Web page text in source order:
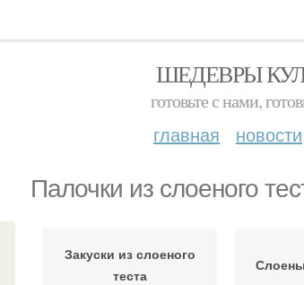
ШЕДЕВРЫ
готовьте с нами,
главная новости
Палочки из слоеного
Закуски из слоеного
теста